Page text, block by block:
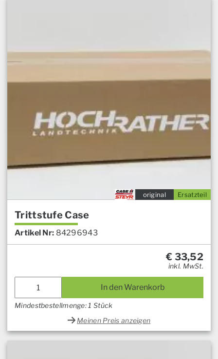
Ersatzteil
original
Trittstufe Case
Artikel Nr: 84296943
€ 33,52
inkl. MwSt.
In den Warenkorb
Mindestbestellmenge: 1 Stück
Meinen Preis anzeigen